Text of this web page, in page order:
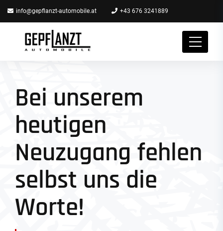
info@gepflanzt-automobile.at +43 676 3241889
Bei unserem
heutigen
Neuzugang fehlen
selbst uns die
Worte!